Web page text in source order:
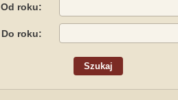
Od roku:
Do roku: